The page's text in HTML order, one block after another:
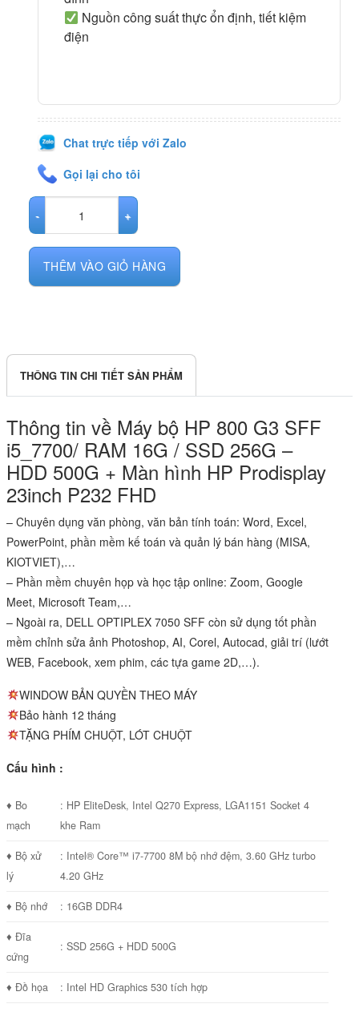
Nguồn công suất thực ổn định, tiết kiệm
điện
Chat trực tiếp với Zalo
Gọi lại cho tôi
Máy bộ HP 800 G3 SFF i5_7700/ RAM 16G / SSD 256G – HDD
THÊM VÀO GIỎ HÀNG
THÔNG TIN CHI TIẾT SẢN PHẨM
Thông tin về Máy bộ HP 800 G3 SFF
i5_7700/ RAM 16G / SSD 256G –
HDD 500G + Màn hình HP Prodisplay
23inch P232 FHD
– Chuyên dụng văn phòng, văn bản tính toán: Word, Excel,
PowerPoint, phần mềm kế toán và quản lý bán hàng (MISA,
KIOTVIET),…
– Phần mềm chuyên họp và học tập online: Zoom, Google
Meet, Microsoft Team,…
– Ngoài ra, DELL OPTIPLEX 7050 SFF còn sử dụng tốt phần
mềm chỉnh sửa ảnh Photoshop, AI, Corel, Autocad, giải trí (lướt
WEB, Facebook, xem phim, các tựa game 2D,…).
WINDOW BẢN QUYỀN THEO MÁY
Bảo hành 12 tháng
TẶNG PHÍM CHUỘT, LÓT CHUỘT
Cấu hình :
♦ Bo
mạch
: HP EliteDesk, Intel Q270 Express, LGA1151 Socket 4
khe Ram
♦ Bộ xử
lý
: Intel® Core™ i7-7700 8M bộ nhớ đệm, 3.60 GHz turbo
4.20 GHz
♦ Bộ nhớ : 16GB DDR4
♦ Đĩa
cứng
: SSD 256G + HDD 500G
♦ Đồ họa : Intel HD Graphics 530 tích hợp